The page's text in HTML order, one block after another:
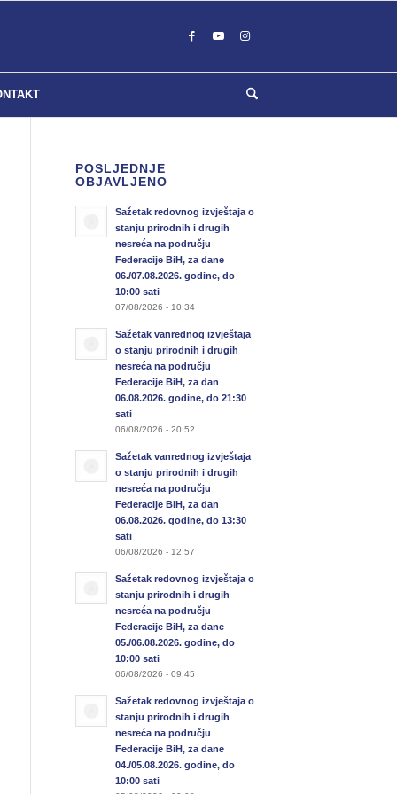
POSLJEDNJE
OBJAVLJENO
Sažetak redovnog izvještaja o
stanju prirodnih i drugih
nesreća na području
Federacije BiH, za dane
06./07.08.2026. godine, do
10:00 sati
07/08/2026 - 10:34
Sažetak vanrednog izvještaja
o stanju prirodnih i drugih
nesreća na području
Federacije BiH, za dan
06.08.2026. godine, do 21:30
sati
06/08/2026 - 20:52
Sažetak vanrednog izvještaja
o stanju prirodnih i drugih
nesreća na području
Federacije BiH, za dan
06.08.2026. godine, do 13:30
sati
06/08/2026 - 12:57
Sažetak redovnog izvještaja o
stanju prirodnih i drugih
nesreća na području
Federacije BiH, za dane
05./06.08.2026. godine, do
10:00 sati
06/08/2026 - 09:45
Sažetak redovnog izvještaja o
stanju prirodnih i drugih
nesreća na području
Federacije BiH, za dane
04./05.08.2026. godine, do
10:00 sati